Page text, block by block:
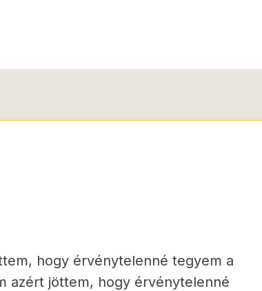
hogy érvénytelenné tegyem a
azért jöttem, hogy érvénytelenné